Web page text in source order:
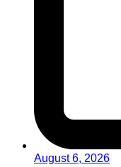
August 6, 2026